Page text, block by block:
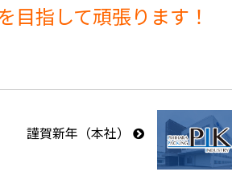
目指して頑張ります！
謹賀新年（本社）